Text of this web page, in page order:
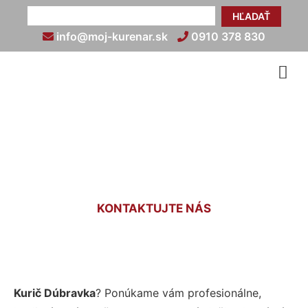
HĽADAŤ
info@moj-kurenar.sk 0910 378 830
KONTAKTUJTE NÁS
Kurič Dúbravka? Ponúkame vám profesionálne,